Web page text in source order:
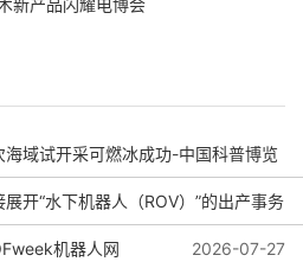
新产品闪耀电博会
域试开采可燃冰成功-中国科普博览
2026-08-04
开“水下机器人（ROV）”的出产事务
2026-08-01
机器人网 2026-07-27